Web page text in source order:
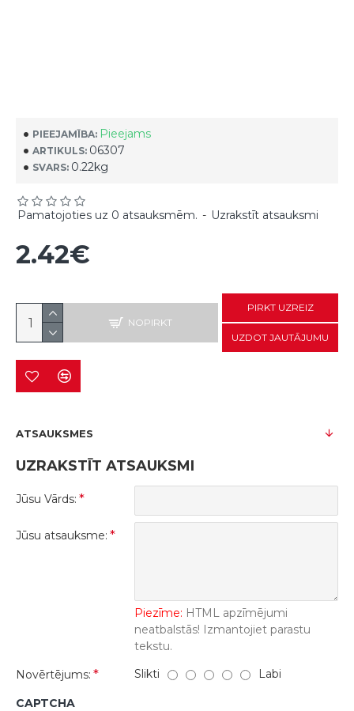
PIEEJAMĪBA: Pieejams
ARTIKULS: 06307
SVARS: 0.22kg
Pamatojoties uz 0 atsauksmēm. - Uzrakstīt atsauksmi
2.42€
NOPIRKT
PIRKT UZREIZ
UZDOT JAUTĀJUMU
ATSAUKSMES
UZRAKSTĪT ATSAUKSMI
Jūsu Vārds:
Jūsu atsauksme:
Piezīme: HTML apzīmējumi
neatbalstās! Izmantojiet parastu
tekstu.
Novērtējums:
Slikti Labi
CAPTCHA